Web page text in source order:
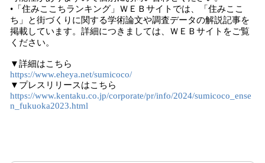
•「住みここちランキング」ＷＥＢサイトでは、「住みここ
ち」と街づくりに関する学術論文や調査データの解説記事を
掲載しています。詳細につきましては、ＷＥＢサイトをご覧
ください。
▼詳細はこちら
https://www.eheya.net/sumicoco/
▼プレスリリースはこちら
https://www.kentaku.co.jp/corporate/pr/info/2024/sumicoco_ense
n_fukuoka2023.html